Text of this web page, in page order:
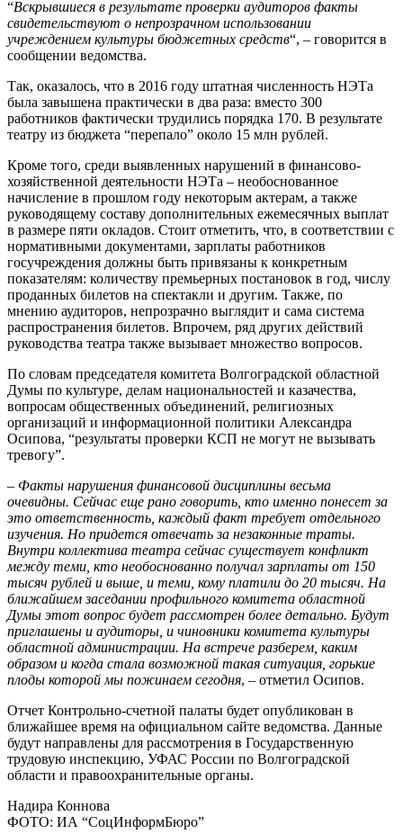
“Вскрывшиеся в результате проверки аудиторов факты
свидетельствуют о непрозрачном использовании
учреждением культуры бюджетных средств“, – говорится в
сообщении ведомства.
Так, оказалось, что в 2016 году штатная численность НЭТа
была завышена практически в два раза: вместо 300
работников фактически трудились порядка 170. В результате
театру из бюджета “перепало” около 15 млн рублей.
Кроме того, среди выявленных нарушений в финансово-
хозяйственной деятельности НЭТа – необоснованное
начисление в прошлом году некоторым актерам, а также
руководящему составу дополнительных ежемесячных выплат
в размере пяти окладов. Стоит отметить, что, в соответствии с
нормативными документами, зарплаты работников
госучреждения должны быть привязаны к конкретным
показателям: количеству премьерных постановок в год, числу
проданных билетов на спектакли и другим. Также, по
мнению аудиторов, непрозрачно выглядит и сама система
распространения билетов. Впрочем, ряд других действий
руководства театра также вызывает множество вопросов.
По словам председателя комитетa Волгоградской областной
Думы по культуре, делам национальностей и казачества,
вопросам общественных объединений, религиозных
организаций и информационной политики Александра
Осипова, “результаты проверки КСП не могут не вызывать
тревогу”.
– Факты нарушения финансовой дисциплины весьма
очевидны. Сейчас еще рано говорить, кто именно понесет за
это ответственность, каждый факт требует отдельного
изучения. Но придется отвечать за незаконные траты.
Внутри коллектива театра сейчас существует конфликт
между теми, кто необоснованно получал зарплаты от 150
тысяч рублей и выше, и теми, кому платили до 20 тысяч. На
ближайшем заседании профильного комитета областной
Думы этот вопрос будет рассмотрен более детально. Будут
приглашены и аудиторы, и чиновники комитета культуры
областной администрации. На встрече разберем, каким
образом и когда стала возможной такая ситуация, горькие
плоды которой мы пожинаем сегодня, – отметил Осипов.
Отчет Контрольно-счетной палаты будет опубликован в
ближайшее время на официальном сайте ведомства. Данные
будут направлены для рассмотрения в Государственную
трудовую инспекцию, УФАС России по Волгоградской
области и правоохранительные органы.
Надира Коннова
ФОТО: ИА “СоцИнформБюро”